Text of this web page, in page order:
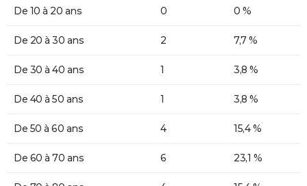
De 10 à 20 ans 0 0 %
De 20 à 30 ans 2 7,7 %
De 30 à 40 ans 1 3,8 %
De 40 à 50 ans 1 3,8 %
De 50 à 60 ans 4 15,4 %
De 60 à 70 ans 6 23,1 %